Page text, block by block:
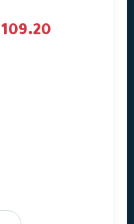
109.20 ريال قطري